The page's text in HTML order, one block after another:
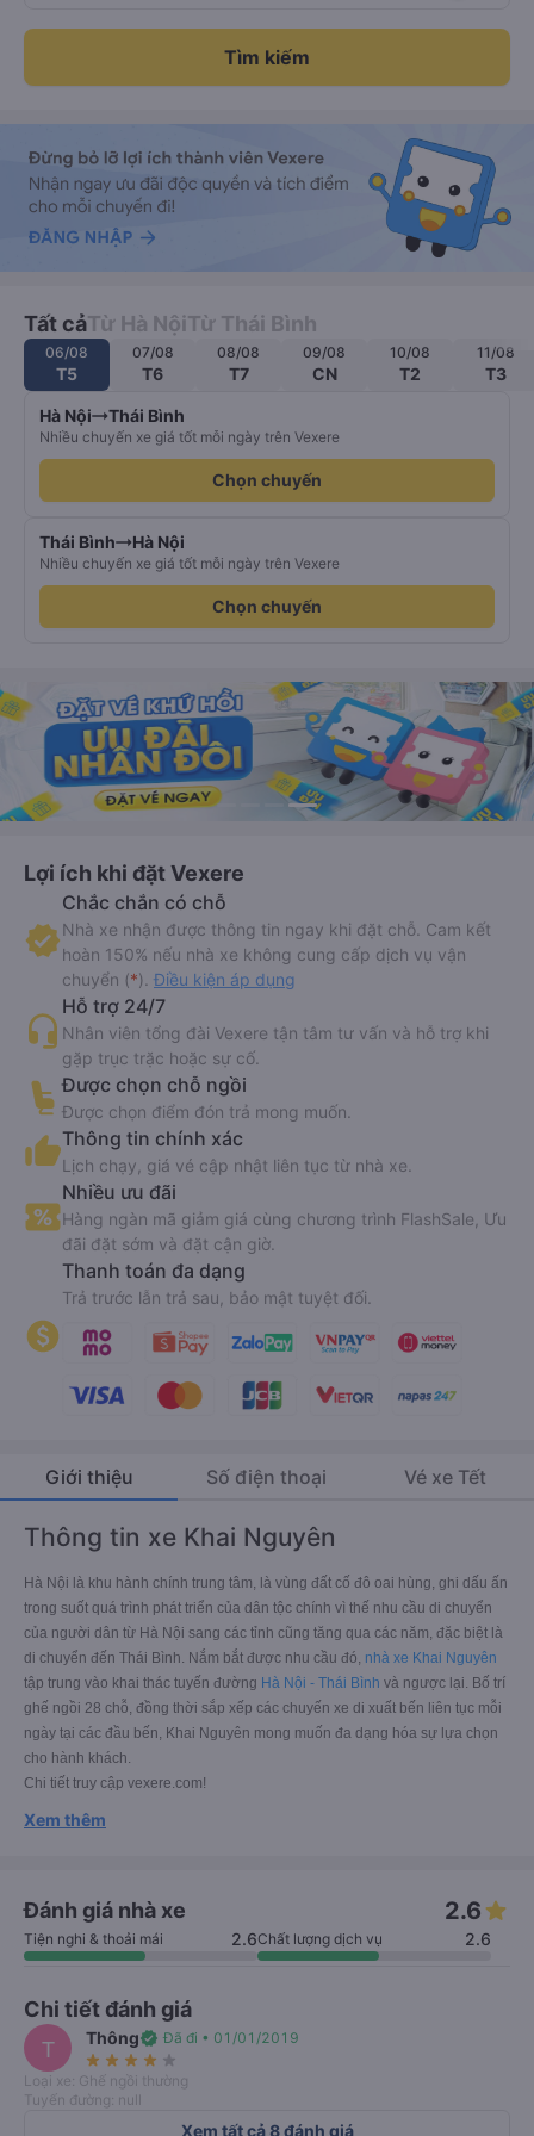
Tìm kiếm
Tất cảTừ Hà NộiTừ Thái Bình
06/08
T5
07/08
T6
08/08
T7
09/08
CN
10/08
T2
11/08
T3
Hà Nội Thái Bình
Nhiều chuyến xe giá tốt mỗi ngày trên Vexere
Chọn chuyến
Thái Bình Hà Nội
Nhiều chuyến xe giá tốt mỗi ngày trên Vexere
Chọn chuyến
Lợi ích khi đặt Vexere
Chắc chắn có chỗ
Nhà xe nhận được thông tin ngay khi đặt chỗ. Cam kết
hoàn 150% nếu nhà xe không cung cấp dịch vụ vận
chuyển (*). Điều kiện áp dụng
Hỗ trợ 24/7
Nhân viên tổng đài Vexere tận tâm tư vấn và hỗ trợ khi
gặp trục trặc hoặc sự cố.
Được chọn chỗ ngồi
Được chọn điểm đón trả mong muốn.
Thông tin chính xác
Lịch chạy, giá vé cập nhật liên tục từ nhà xe.
Nhiều ưu đãi
Hàng ngàn mã giảm giá cùng chương trình FlashSale, Ưu
đãi đặt sớm và đặt cận giờ.
Thanh toán đa dạng
Trả trước lẫn trả sau, bảo mật tuyệt đối.
Giới thiệu Số điện thoại Vé xe Tết
Thông tin xe Khai Nguyên
Hà Nội là khu hành chính trung tâm, là vùng đất cố đô oai hùng, ghi dấu ấn
trong suốt quá trình phát triển của dân tộc chính vì thế nhu cầu di chuyển
của người dân từ Hà Nội sang các tỉnh cũng tăng qua các năm, đặc biệt là
di chuyển đến Thái Bình. Nắm bắt được nhu cầu đó, nhà xe Khai Nguyên
tập trung vào khai thác tuyến đường Hà Nội - Thái Bình và ngược lại. Bố trí
ghế ngồi 28 chỗ, đồng thời sắp xếp các chuyến xe di xuất bến liên tục mỗi
ngày tại các đầu bến, Khai Nguyên mong muốn đa dạng hóa sự lựa chọn
cho hành khách.
Chi tiết truy cập vexere.com!
Xem thêm
Đánh giá nhà xe 2.6
Tiện nghi & thoải mái 2.6Chất lượng dịch vụ 2.6
Chi tiết đánh giá
T Thôngverified Đã đi • 01/01/2019
star_rate star_rate star_rate star_rate star_rate
Loại xe: Ghế ngồi thường
Tuyến đường: null
Xem tất cả 8 đánh giá